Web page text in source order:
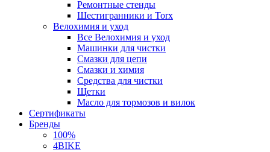
Ремонтные стенды
Шестигранники и Torx
Велохимия и уход
Все Велохимия и уход
Машинки для чистки
Смазки для цепи
Смазки и химия
Средства для чистки
Щетки
Масло для тормозов и вилок
Сертификаты
Бренды
100%
4BIKE